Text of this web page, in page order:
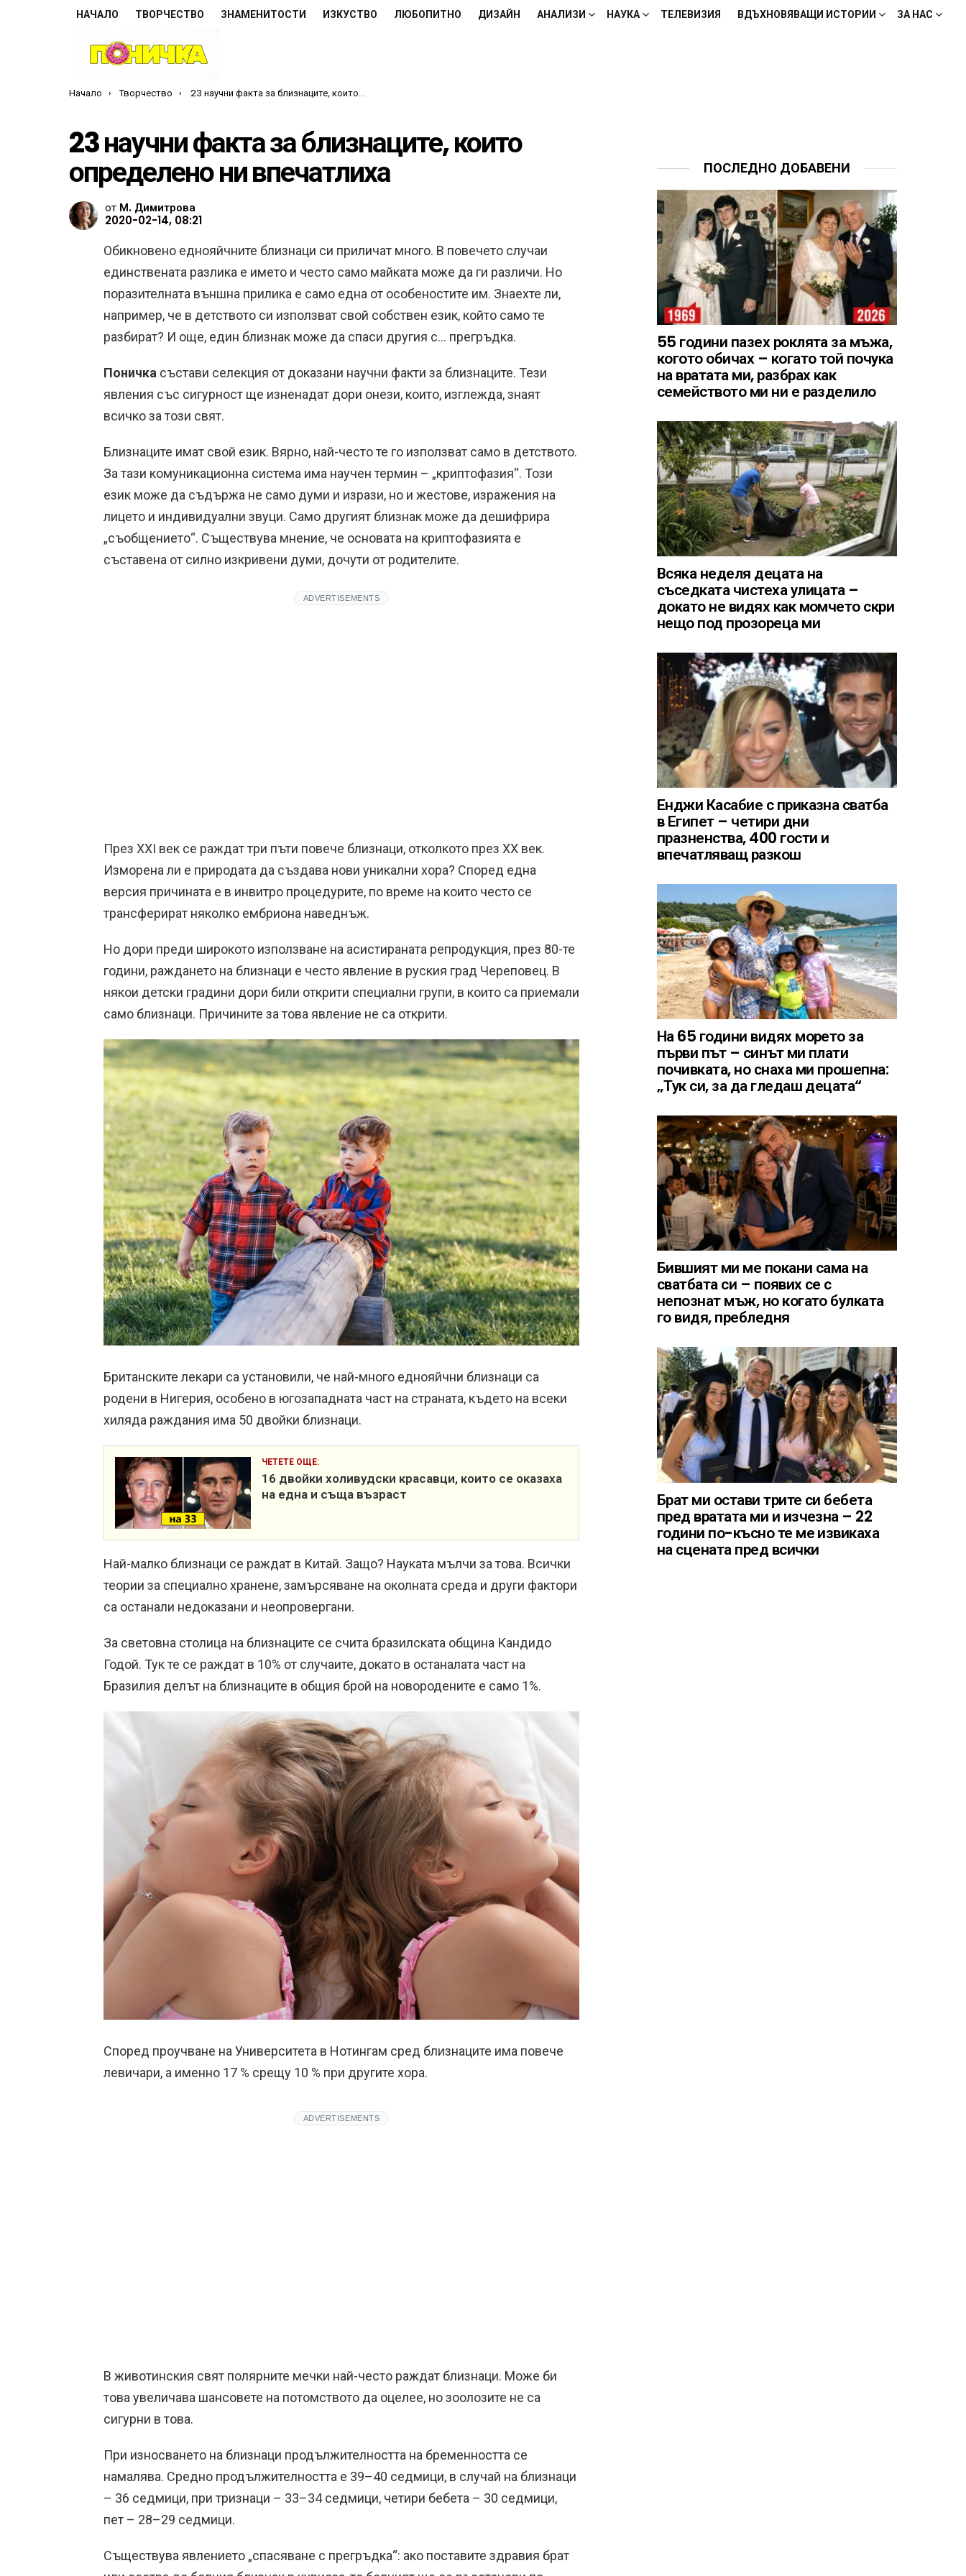
НАЧАЛО ТВОРЧЕСТВО ЗНАМЕНИТОСТИ ИЗКУСТВО ЛЮБОПИТНО ДИЗАЙН АНАЛИЗИ НАУКА ТЕЛЕВИЗИЯ ВДЪХНОВЯВАЩИ ИСТОРИИ ЗА НАС
Ти си тук:
Начало Творчество 23 научни факта за близнаците, които определено ни впечатлиха
23 научни факта за близнаците, които
определено ни впечатлиха
от М. Димитрова
2020-02-14, 08:21
Обикновено еднояйчните близнаци си приличат много. В повечето случаи
единствената разлика е името и често само майката може да ги различи. Но
поразителната външна прилика е само една от особеностите им. Знаехте ли,
например, че в детството си използват свой собствен език, който само те
разбират? И още, един близнак може да спаси другия с… прегръдка.
Поничка състави селекция от доказани научни факти за близнаците. Тези
явления със сигурност ще изненадат дори онези, които, изглежда, знаят
всичко за този свят.
Близнаците имат свой език. Вярно, най-често те го използват само в детството.
За тази комуникационна система има научен термин – „криптофазия“. Този
език може да съдържа не само думи и изрази, но и жестове, изражения на
лицето и индивидуални звуци. Само другият близнак може да дешифрира
„съобщението“. Съществува мнение, че основата на криптофазията е
съставена от силно изкривени думи, дочути от родителите.
ADVERTISEMENTS
През XXI век се раждат три пъти повече близнаци, отколкото през XX век.
Изморена ли е природата да създава нови уникални хора? Според една
версия причината е в инвитро процедурите, по време на които често се
трансферират няколко ембриона наведнъж.
Но дори преди широкото използване на асистираната репродукция, през 80-те
години, раждането на близнаци е често явление в руския град Череповец. В
някои детски градини дори били открити специални групи, в които са приемали
само близнаци. Причините за това явление не са открити.
Британските лекари са установили, че най-много еднояйчни близнаци са
родени в Нигерия, особено в югозападната част на страната, където на всеки
хиляда раждания има 50 двойки близнаци.
ЧЕТЕТЕ ОЩЕ:
16 двойки холивудски красавци, които се оказаха
на една и съща възраст
Най-малко близнаци се раждат в Китай. Защо? Науката мълчи за това. Всички
теории за специално хранене, замърсяване на околната среда и други фактори
са останали недоказани и неопровергани.
За световна столица на близнаците се счита бразилската община Кандидо
Годой. Тук те се раждат в 10% от случаите, докато в останалата част на
Бразилия делът на близнаците в общия брой на новородените е само 1%.
Според проучване на Университета в Нотингам сред близнаците има повече
левичари, а именно 17 % срещу 10 % при другите хора.
ADVERTISEMENTS
В животинския свят полярните мечки най-често раждат близнаци. Може би
това увеличава шансовете на потомството да оцелее, но зоолозите не са
сигурни в това.
При износването на близнаци продължителността на бременността се
намалява. Средно продължителността е 39–40 седмици, в случай на близнаци
– 36 седмици, при тризнаци – 33–34 седмици, четири бебета – 30 седмици,
пет – 28–29 седмици.
Съществува явлението „спасяване с прегръдка“: ако поставите здравия брат
ПОСЛЕДНО ДОБАВЕНИ
55 години пазех роклята за мъжа,
когото обичах – когато той почука
на вратата ми, разбрах как
семейството ми ни е разделило
Всяка неделя децата на
съседката чистеха улицата –
докато не видях как момчето скри
нещо под прозореца ми
Енджи Касабие с приказна сватба
в Египет – четири дни
празненства, 400 гости и
впечатляващ разкош
На 65 години видях морето за
първи път – синът ми плати
почивката, но снаха ми прошепна:
„Тук си, за да гледаш децата“
Бившият ми ме покани сама на
сватбата си – появих се с
непознат мъж, но когато булката
го видя, пребледня
Брат ми остави трите си бебета
пред вратата ми и изчезна – 22
години по-късно те ме извикаха
на сцената пред всички